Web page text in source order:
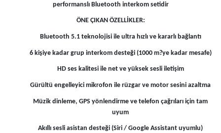
performanslı Bluetooth interkom setidir
ÖNE ÇIKAN ÖZELLİKLER:
Bluetooth 5.1 teknolojisi ile ultra hızlı ve kararlı bağlantı
6 kişiye kadar grup interkom desteği (1000 m?ye kadar mesafe)
HD ses kalitesi ile net ve yüksek sesli iletişim
Gürültü engelleyici mikrofon ile rüzgar ve motor sesini azaltma
Müzik dinleme, GPS yönlendirme ve telefon çağrıları için tam
uyum
Akıllı sesli asistan desteği (Siri / Google Assistant uyumlu)